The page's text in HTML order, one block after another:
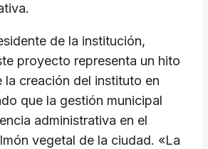
de la institución,
proyecto representa un hito
la creación del instituto en
que la gestión municipal
administrativa en el
vegetal de la ciudad. «La